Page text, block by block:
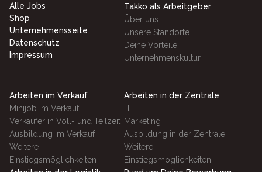
Alle Jobs
Shop
Unternehmensseite
Datenschutz
Impressum
Takko als Arbeitgeber
Über uns
Unsere Standorte
Deine Vorteile
Unternehmenskultur
Arbeiten im Verkauf
Minijob im Verkauf
Verkäufer in Voll- und Teilzeit
Ausbildung im Verkauf
Weitere
Einstiegsmöglichkeiten
Arbeiten in der Zentrale
IT
Marketing
Ausbildung in der Zentrale
Weitere
Einstiegsmöglichkeiten